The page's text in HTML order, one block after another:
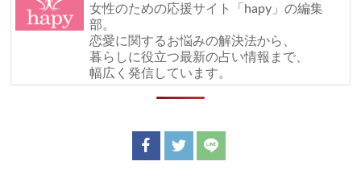
女性のための応援サイト「hapy」の編集
部。
恋愛に関するお悩みの解決法から、
暮らしに役立つ最新の占い情報まで、
幅広く発信しています。